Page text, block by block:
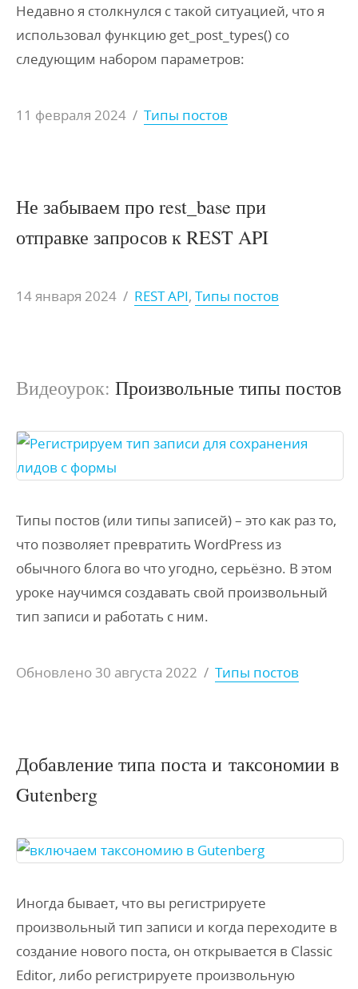
Недавно я столкнулся с такой ситуацией, что я
использовал функцию get_post_types() со
следующим набором параметров:
11 февраля 2024 / Типы постов
Не забываем про rest_base при
отправке запросов к REST API
14 января 2024 / REST API, Типы постов
Видеоурок: Произвольные типы постов
Типы постов (или типы записей) – это как раз то,
что позволяет превратить WordPress из
обычного блога во что угодно, серьёзно. В этом
уроке научимся создавать свой произвольный
тип записи и работать с ним.
Обновлено 30 августа 2022 / Типы постов
Добавление типа поста и таксономии в
Gutenberg
Иногда бывает, что вы регистрируете
произвольный тип записи и когда переходите в
создание нового поста, он открывается в Classic
Editor, либо регистрируете произвольную